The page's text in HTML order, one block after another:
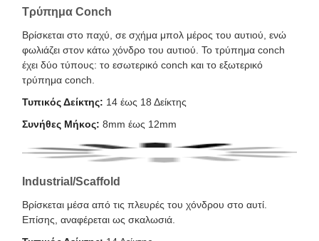
Τρύπημα Conch
Βρίσκεται στο παχύ, σε σχήμα μπολ μέρος του αυτιού, ενώ
φωλιάζει στον κάτω χόνδρο του αυτιού. Το τρύπημα conch
έχει δύο τύπους: το εσωτερικό conch και το εξωτερικό
τρύπημα conch.
Τυπικός Δείκτης: 14 έως 18 Δείκτης
Συνήθες Μήκος: 8mm έως 12mm
Industrial/Scaffold
Βρίσκεται μέσα από τις πλευρές του χόνδρου στο αυτί.
Επίσης, αναφέρεται ως σκαλωσιά.